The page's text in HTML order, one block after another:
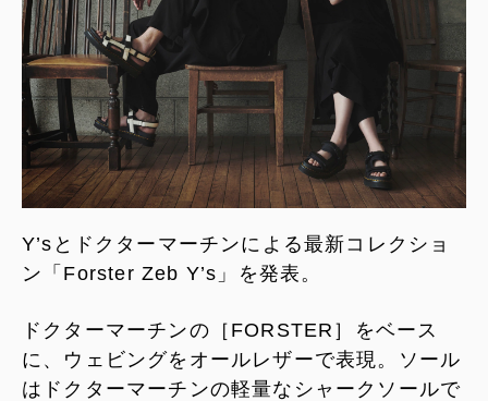
Y’sとドクターマーチンによる最新コレクショ
ン「Forster Zeb Y’s」を発表。
ドクターマーチンの［FORSTER］をベース
に、ウェビングをオールレザーで表現。ソール
はドクターマーチンの軽量なシャークソールで